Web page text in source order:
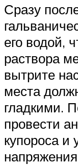
Сразу
его водой,
раствора
вытрите
места
гладкими.
провести
купороса и